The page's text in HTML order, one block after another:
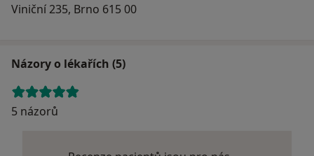
Viniční 235, Brno 615 00
Názory o lékařích (5)
5 názorů